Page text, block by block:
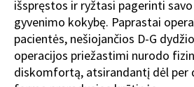
išspręstos ir ryžtasi pagerinti
gyvenimo kokybę. Paprastai
pacientės, nešiojančios D-G
operacijos priežastimi nurodo
diskomfortą, atsirandantį dėl per